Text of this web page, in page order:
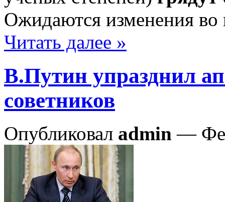
Ожидаются изменения во
Читать далее »
В.Путин упразднил
советников
Опубликовал admin —